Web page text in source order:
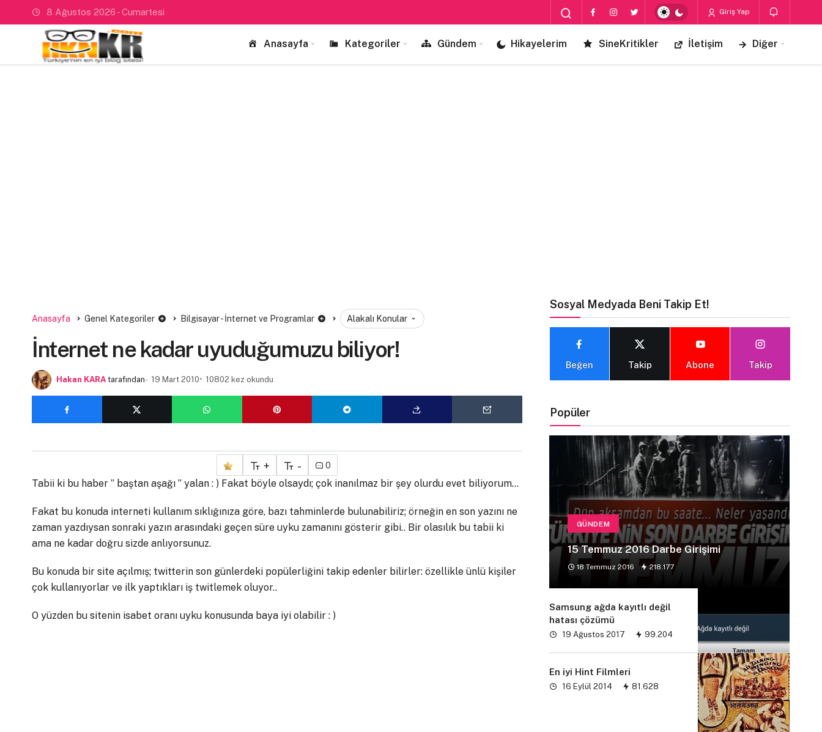
8 Ağustos 2026 - Cumartesi Giriş Yap
Anasayfa Kategoriler Gündem Hikayelerim SineKritikler İletişim Diğer
Anasayfa Genel Kategoriler Bilgisayar - İnternet ve Programlar Alakalı Konular
İnternet ne kadar uyuduğumuzu biliyor!
Hakan KARA tarafından 19 Mart 2010 10802 kez okundu
+ - 0
Tabii ki bu haber ” baştan aşağı ” yalan : ) Fakat böyle olsaydı; çok inanılmaz bir şey olurdu evet biliyorum…
Fakat bu konuda interneti kullanım sıklığınıza göre, bazı tahminlerde bulunabiliriz; örneğin en son yazını ne
zaman yazdıysan sonraki yazın arasındaki geçen süre uyku zamanını gösterir gibi.. Bir olasılık bu tabii ki
ama ne kadar doğru sizde anlıyorsunuz.
Bu konuda bir site açılmış; twitterin son günlerdeki popülerliğini takip edenler bilirler: özellikle ünlü kişiler
çok kullanıyorlar ve ilk yaptıkları iş twitlemek oluyor..
O yüzden bu sitenin isabet oranı uyku konusunda baya iyi olabilir : )
Sosyal Medyada Beni Takip Et!
Beğen Takip Abone Takip
Popüler
GÜNDEM
15 Temmuz 2016 Darbe Girişimi
18 Temmuz 2016 218.177
Samsung ağda kayıtlı değil
hatası çözümü
19 Ağustos 2017 99.204
En iyi Hint Filmleri
16 Eylül 2014 81.628